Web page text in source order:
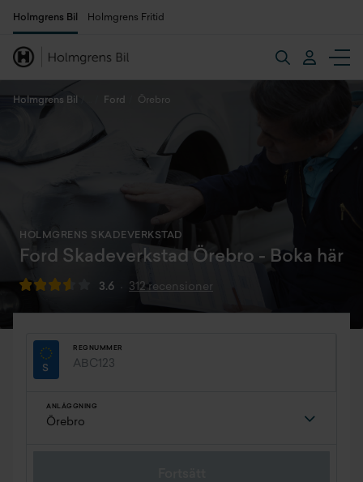
Holmgrens Bil Holmgrens Fritid
Holmgrens Bil Ford Örebro
HOLMGRENS SKADEVERKSTAD
Ford Skadeverkstad Örebro - Boka här
3.6 312 recensioner
REGNUMMER
ANLÄGGNING